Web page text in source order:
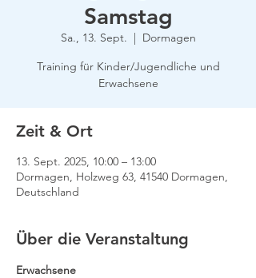
Samstag
Sa., 13. Sept.
  |
Dormagen
Training für Kinder/Jugendliche und
Erwachsene
Zeit & Ort
13. Sept. 2025, 10:00 – 13:00
Dormagen, Holzweg 63, 41540 Dormagen,
Deutschland
Über die Veranstaltung
Erwachsene